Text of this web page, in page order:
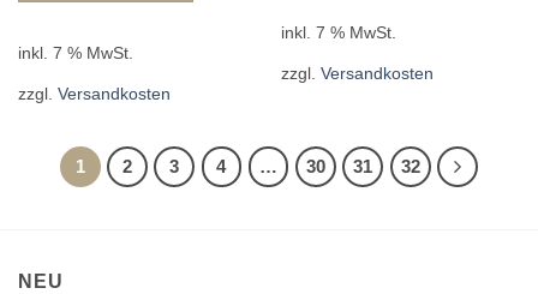
inkl. 7 % MwSt.
zzgl. Versandkosten
inkl. 7 % MwSt.
zzgl. Versandkosten
1 2 3 4 … 30 31 32
NEU